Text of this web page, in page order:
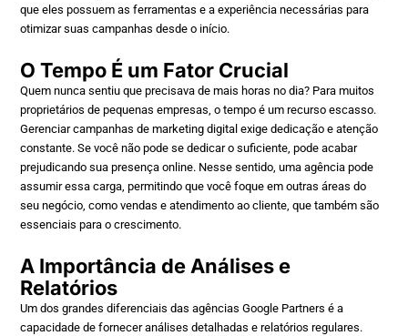
que eles possuem as ferramentas e a experiência necessárias para
otimizar suas campanhas desde o início.
O Tempo É um Fator Crucial
Quem nunca sentiu que precisava de mais horas no dia? Para muitos
proprietários de pequenas empresas, o tempo é um recurso escasso.
Gerenciar campanhas de marketing digital exige dedicação e atenção
constante. Se você não pode se dedicar o suficiente, pode acabar
prejudicando sua presença online. Nesse sentido, uma agência pode
assumir essa carga, permitindo que você foque em outras áreas do
seu negócio, como vendas e atendimento ao cliente, que também são
essenciais para o crescimento.
A Importância de Análises e
Relatórios
Um dos grandes diferenciais das agências Google Partners é a
capacidade de fornecer análises detalhadas e relatórios regulares.